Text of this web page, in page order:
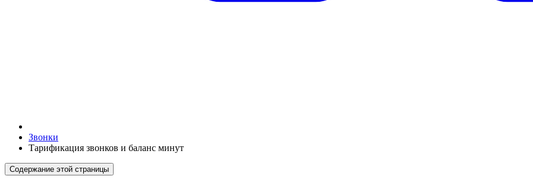
Звонки
Тарификация звонков и баланс минут
Содержание этой страницы